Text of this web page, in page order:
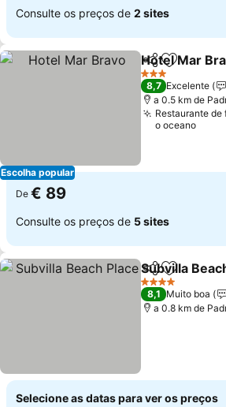
Consulte os preços de 2 sites
Escolha popular
Partilhar
Hotel Mar
3 Estrelas
8,7 Excelente
a 0.5 km de
Restaurante de
o oceano
De € 89
Consulte os preços de 5 sites
Partilhar
Subvilla
4 Estrelas
8,1 Muito boa
a 0.8 km de
Selecione as datas para ver os preços